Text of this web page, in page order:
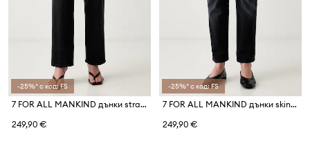
-25%* с код: FS
7 FOR ALL MANKIND дънки straight дамски
249,90 €
-25%* с код: FS
7 FOR ALL MANKIND дънки skinny дамски
249,90 €